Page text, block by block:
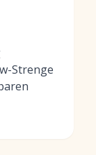
Strenge